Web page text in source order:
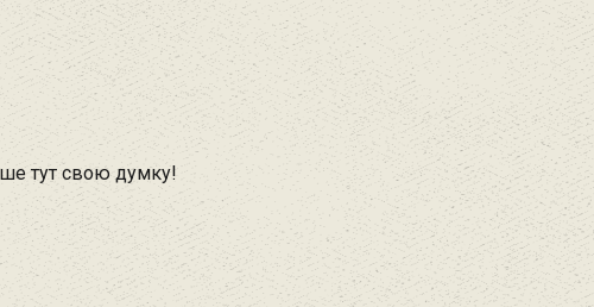
тут свою думку!